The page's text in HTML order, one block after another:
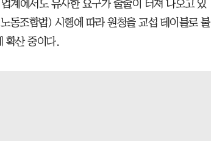
계에서도 유사한 요구가 줄줄이 터져 나오고 있
동조합법) 시행에 따라 원청을 교섭 테이블로 불
확산 중이다.